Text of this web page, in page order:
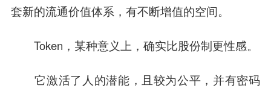
套新的流通价值体系，有不断增值的空间。
Token，某种意义上，确实比股份制更性感。
它激活了人的潜能，且较为公平，并有密码